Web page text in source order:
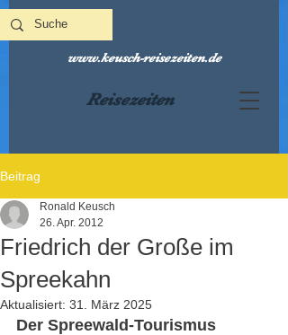
Reisezeiten
www.keusch-reisezeiten.de
Beitrag
Friedrich der Große im
Spreekahn
Ronald Keusch
26. Apr. 2012
Aktualisiert: 31. März 2025
Der Spreewald-Tourismus